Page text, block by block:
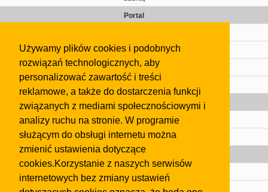
Używamy plików cookies i podobnych
rozwiązań technologicznych, aby
personalizować zawartość i treści
reklamowe, a także do dostarczenia funkcji
związanych z mediami społecznościowymi i
analizy ruchu na stronie. W programie
służącym do obsługi internetu można
zmienić ustawienia dotyczące
cookies.Korzystanie z naszych serwisów
internetowych bez zmiany ustawień
Portal
Kontakt
Regulamin
Gazeta
Olkusz
Kontakt
Strefa dla biznesu
Biura nieruchomości
Dealerzy i autokomisy